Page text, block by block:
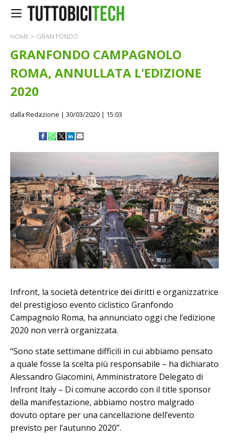
HOME > GRAN FONDO
GRANFONDO CAMPAGNOLO
ROMA, ANNULLATA L'EDIZIONE
2020
dalla Redazione | 30/03/2020 | 15:03
Infront, la società detentrice dei diritti e organizzatrice
del prestigioso evento ciclistico Granfondo
Campagnolo Roma, ha annunciato oggi che l’edizione
2020 non verrà organizzata.
“Sono state settimane difficili in cui abbiamo pensato
a quale fosse la scelta più responsabile – ha dichiarato
Alessandro Giacomini, Amministratore Delegato di
Infront Italy – Di comune accordo con il title sponsor
della manifestazione, abbiamo nostro malgrado
dovuto optare per una cancellazione dell’evento
previsto per l’autunno 2020”.